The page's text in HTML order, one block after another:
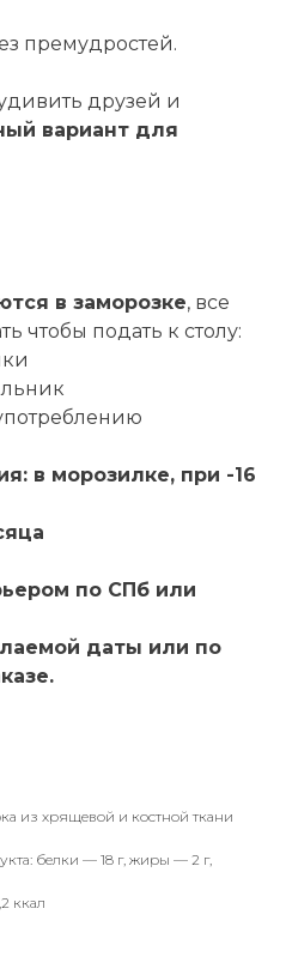
премудростей.
друзей и
вариант для
в заморозке, все
чтобы подать к столу:
в морозилке, при -16
по СПб или
даты или по
из хрящевой и костной ткани
белки — 18 г, жиры — 2 г,
ккал